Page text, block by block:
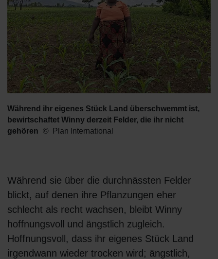
Während ihr eigenes Stück Land überschwemmt ist,
bewirtschaftet Winny derzeit Felder, die ihr nicht
gehören
Plan International
Während sie über die durchnässten Felder
blickt, auf denen ihre Pflanzungen eher
schlecht als recht wachsen, bleibt Winny
hoffnungsvoll und ängstlich zugleich.
Hoffnungsvoll, dass ihr eigenes Stück Land
irgendwann wieder trocken wird; ängstlich,